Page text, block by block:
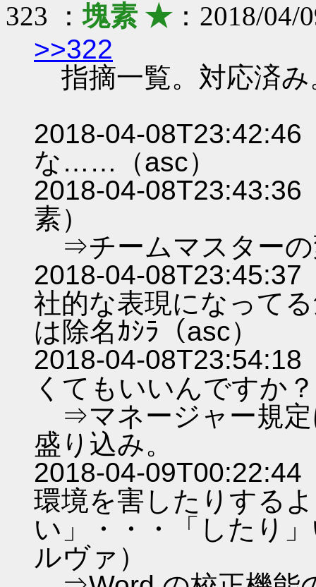
323 ：塊素 ★：2018/04/
>>322
指摘一覧。対応済み
2018-04-
な……（asc）
2018-04-
素）
⇒チームマスターの
2018-04-
社的な表現になって
は除名ｶｼﾗ（asc）
2018-04-
くてもいいんですか
⇒マネージャー規定
盛り込み。
2018-04-
環境を害したりする
い」・・・「したり
ルヴァ）